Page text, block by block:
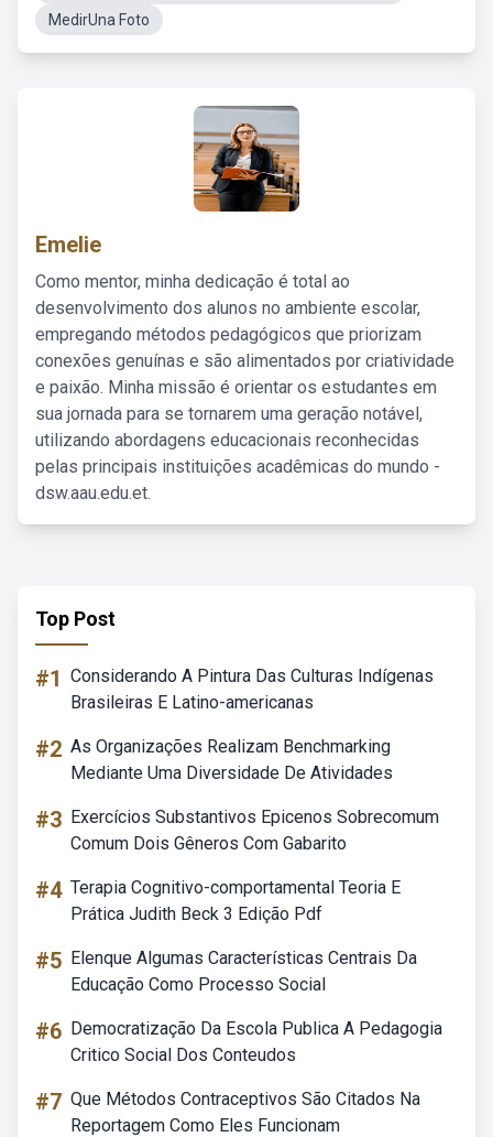
MedirUna Foto
Emelie
Como mentor, minha dedicação é total ao
desenvolvimento dos alunos no ambiente escolar,
empregando métodos pedagógicos que priorizam
conexões genuínas e são alimentados por criatividade
e paixão. Minha missão é orientar os estudantes em
sua jornada para se tornarem uma geração notável,
utilizando abordagens educacionais reconhecidas
pelas principais instituições acadêmicas do mundo -
dsw.aau.edu.et.
Top Post
#1 Considerando A Pintura Das Culturas Indígenas
Brasileiras E Latino-americanas
#2 As Organizações Realizam Benchmarking
Mediante Uma Diversidade De Atividades
#3 Exercícios Substantivos Epicenos Sobrecomum
Comum Dois Gêneros Com Gabarito
#4 Terapia Cognitivo-comportamental Teoria E
Prática Judith Beck 3 Edição Pdf
#5 Elenque Algumas Características Centrais Da
Educação Como Processo Social
#6 Democratização Da Escola Publica A Pedagogia
Critico Social Dos Conteudos
#7 Que Métodos Contraceptivos São Citados Na
Reportagem Como Eles Funcionam